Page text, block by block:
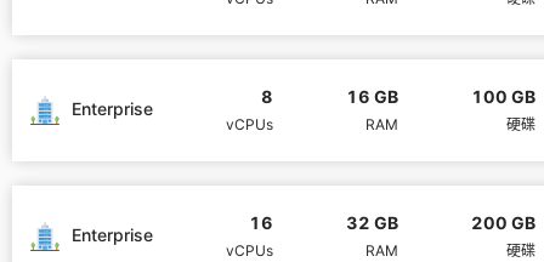
Mosquitto
MySQL
Enterprise
8
vCPUs
16 GB
RAM
100 GB
硬碟
Enterprise
16
vCPUs
32 GB
RAM
200 GB
硬碟